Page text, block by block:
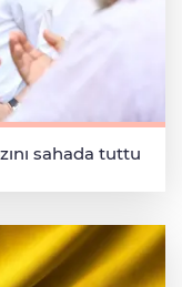
sahada tuttu